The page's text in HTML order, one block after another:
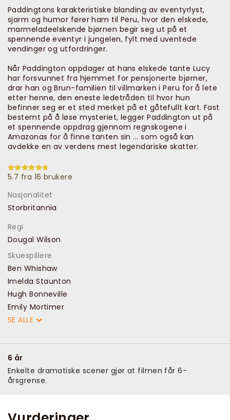
Paddingtons karakteristiske blanding av eventyrlyst,
sjarm og humor fører ham til Peru, hvor den elskede,
marmeladeelskende bjørnen begir seg ut på et
spennende eventyr i jungelen, fylt med uventede
vendinger og utfordringer.
Når Paddington oppdager at hans elskede tante Lucy
har forsvunnet fra hjemmet for pensjonerte bjørner,
drar han og Brun-familien til villmarken i Peru for å lete
etter henne, den eneste ledetråden til hvor hun
befinner seg er et sted merket på et gåtefullt kart. Fast
bestemt på å løse mysteriet, legger Paddington ut på
et spennende oppdrag gjennom regnskogene i
Amazonas for å finne tanten sin ... som også kan
avdekke en av verdens mest legendariske skatter.
5.7 fra 16 brukere
Nasjonalitet
Storbritannia
Regi
Dougal Wilson
Skuespillere
Ben Whishaw
Imelda Staunton
Hugh Bonneville
Emily Mortimer
SE ALLE
6 år
Enkelte dramatiske scener gjør at filmen får 6-
årsgrense.